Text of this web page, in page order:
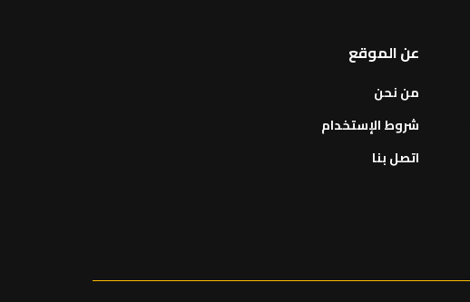
عن الموقع
من نحن
شروط الإستخدام
اتصل بنا